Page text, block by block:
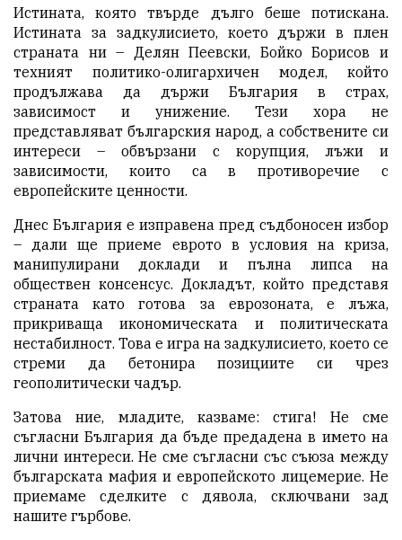
Истината, която твърде дълго беше потискана.
Истината за задкулисието, което държи в плен
страната ни – Делян Пеевски, Бойко Борисов и
техният политико-олигархичен модел, който
продължава да държи България в страх,
зависимост и унижение. Тези хора не
представляват българския народ, а собствените си
интереси – обвързани с корупция, лъжи и
зависимости, които са в противоречие с
европейските ценности.
Днес България е изправена пред съдбоносен избор
– дали ще приеме еврото в условия на криза,
манипулирани доклади и пълна липса на
обществен консенсус. Докладът, който представя
страната като готова за еврозоната, е лъжа,
прикриваща икономическата и политическата
нестабилност. Това е игра на задкулисието, което се
стреми да бетонира позициите си чрез
геополитически чадър.
Затова ние, младите, казваме: стига! Не сме
съгласни България да бъде предадена в името на
лични интереси. Не сме съгласни със съюза между
българската мафия и европейското лицемерие. Не
приемаме сделките с дявола, сключвани зад
нашите гърбове.